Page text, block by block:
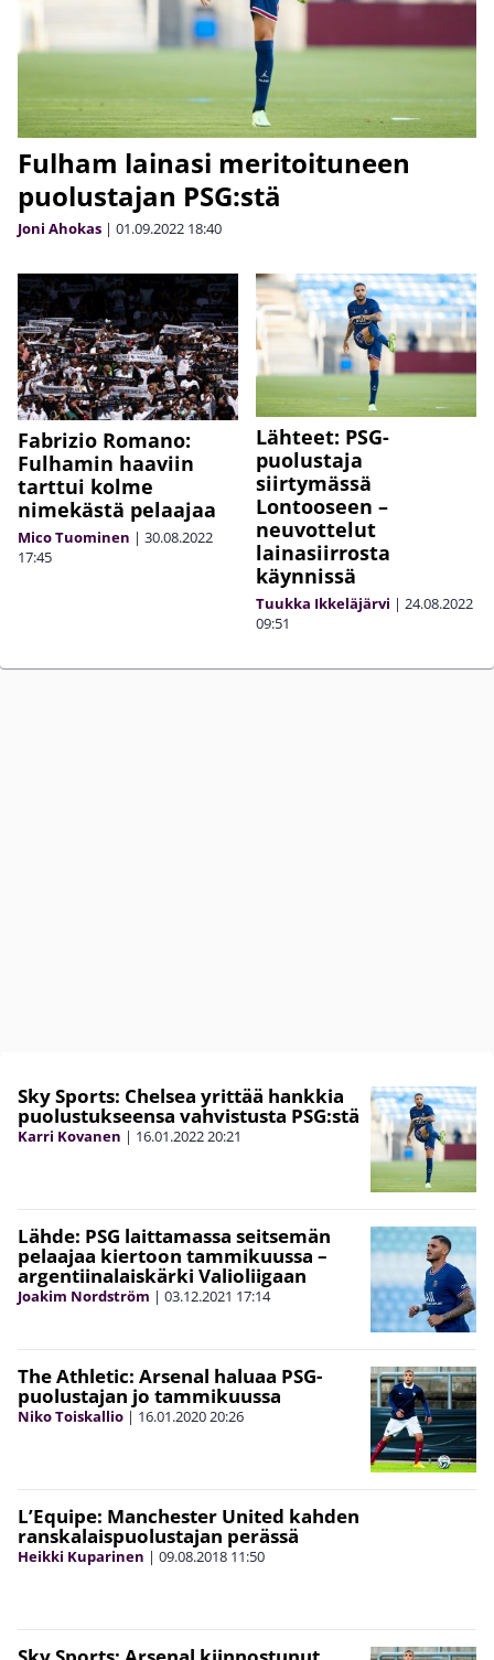
Fulham lainasi meritoituneen
puolustajan PSG:stä
Joni Ahokas | 01.09.2022 18:40
Fabrizio Romano:
Fulhamin haaviin
tarttui kolme
nimekästä pelaajaa
Mico Tuominen | 30.08.2022
17:45
Lähteet: PSG-
puolustaja
siirtymässä
Lontooseen –
neuvottelut
lainasiirrosta
käynnissä
Tuukka Ikkeläjärvi | 24.08.2022
09:51
Sky Sports: Chelsea yrittää hankkia
puolustukseensa vahvistusta PSG:stä
Karri Kovanen | 16.01.202220:21
Lähde: PSG laittamassa seitsemän
pelaajaa kiertoon tammikuussa –
argentiinalaiskärki Valioliigaan
Joakim Nordström | 03.12.2021 17:14
The Athletic: Arsenal haluaa PSG-
puolustajan jo tammikuussa
Niko Toiskallio | 16.01.202020:26
L’Equipe: Manchester United kahden
ranskalaispuolustajan perässä
Heikki Kuparinen | 09.08.2018 11:50